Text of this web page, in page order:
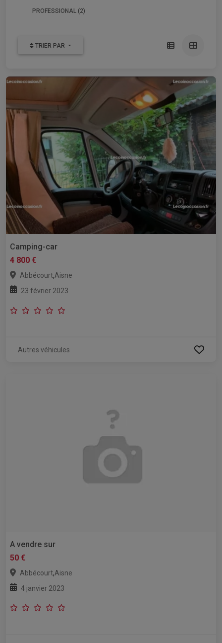
PROFESSIONAL (2)
TRIER PAR
Camping-car
4 800 €
Abbécourt,Aisne
23 février 2023
Autres véhicules
A vendre sur
50 €
Abbécourt,Aisne
4 janvier 2023